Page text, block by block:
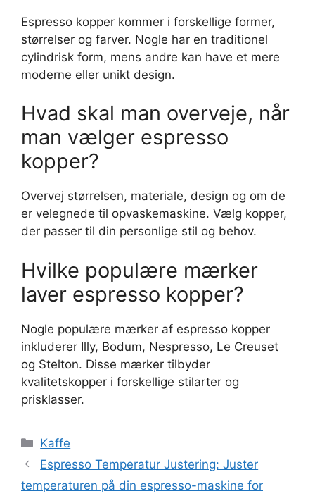
Espresso kopper kommer i forskellige former,
størrelser og farver. Nogle har en traditionel
cylindrisk form, mens andre kan have et mere
moderne eller unikt design.
Hvad skal man overveje, når
man vælger espresso
kopper?
Overvej størrelsen, materiale, design og om de
er velegnede til opvaskemaskine. Vælg kopper,
der passer til din personlige stil og behov.
Hvilke populære mærker
laver espresso kopper?
Nogle populære mærker af espresso kopper
inkluderer Illy, Bodum, Nespresso, Le Creuset
og Stelton. Disse mærker tilbyder
kvalitetskopper i forskellige stilarter og
prisklasser.
Kategorier
Kaffe
Espresso Temperatur Justering: Juster
temperaturen på din espresso-maskine for